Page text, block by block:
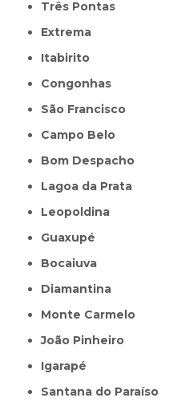
Três Pontas
Extrema
Itabirito
Congonhas
São Francisco
Campo Belo
Bom Despacho
Lagoa da Prata
Leopoldina
Guaxupé
Bocaiuva
Diamantina
Monte Carmelo
João Pinheiro
Igarapé
Santana do Paraíso